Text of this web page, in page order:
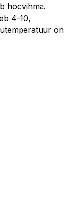
hoovihma.
4-10,
on